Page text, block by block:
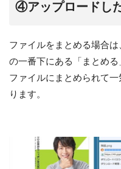
④アップロードし
ファイルをまとめる場合
の一番下にある「まとめ
ファイルにまとめられて
ります。